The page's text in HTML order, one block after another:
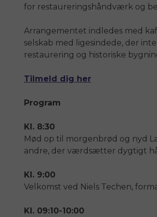
for restaureringshåndværk og
Arrangementet indledes med
selskab med ligesindede, der
restaurering og historiske
Tilmeld dig her
Program
Kl. 8:30
Mød op til morgenbrød og nyd
andre, der værdsætter dygtigt
Kl. 9:00
Velkomst ved Niels Techen,
Kl. 09:10-10:00